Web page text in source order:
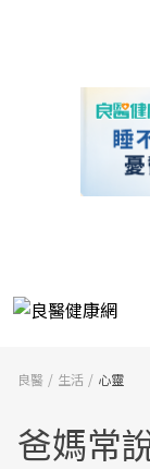
良醫 生活 心靈
爸媽常